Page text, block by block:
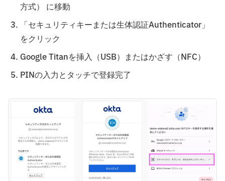
方式） に移動
「セキュリティキーまたは生体認証Authenticator」
をクリック
Google Titanを挿入（USB）またはかざす（NFC）
PINの入力とタッチで登録完了